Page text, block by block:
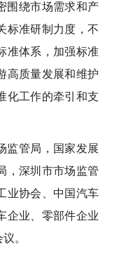
围绕市场需求和产
标准研制力度，不
准体系，加强标准
高质量发展和维护
化工作的牵引和支
监管局，国家发展
，深圳市市场监管
业协会、中国汽车
企业、零部件企业
。